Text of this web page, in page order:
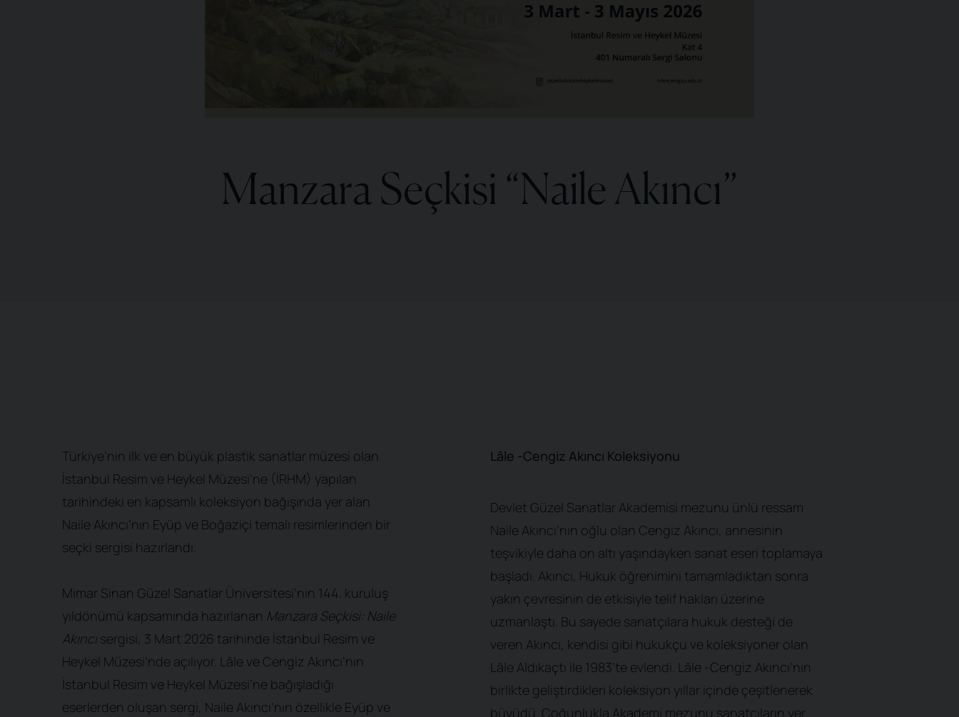
Manzara Seçkisi “Naile Akıncı”
Türkiye’nin ilk ve en büyük plastik sanatlar müzesi olan
İstanbul Resim ve Heykel Müzesi’ne (İRHM) yapılan
tarihindeki en kapsamlı koleksiyon bağışında yer alan
Naile Akıncı’nın Eyüp ve Boğaziçi temalı resimlerinden bir
seçki sergisi hazırlandı.
Mimar Sinan Güzel Sanatlar Üniversitesi’nin 144. kuruluş
yıldönümü kapsamında hazırlanan Manzara Seçkisi: Naile
Akıncı sergisi, 3 Mart 2026 tarihinde İstanbul Resim ve
Heykel Müzesi’nde açılıyor. Lâle ve Cengiz Akıncı’nın
İstanbul Resim ve Heykel Müzesi’ne bağışladığı
eserlerden oluşan sergi, Naile Akıncı’nın özellikle Eyüp ve
Lâle -Cengiz Akıncı Koleksiyonu
Devlet Güzel Sanatlar Akademisi mezunu ünlü ressam
Naile Akıncı’nın oğlu olan Cengiz Akıncı, annesinin
teşvikiyle daha on altı yaşındayken sanat eseri toplamaya
başladı. Akıncı, Hukuk öğrenimini tamamladıktan sonra
yakın çevresinin de etkisiyle telif hakları üzerine
uzmanlaştı. Bu sayede sanatçılara hukuk desteği de
veren Akıncı, kendisi gibi hukukçu ve koleksiyoner olan
Lâle Aldıkaçtı ile 1983’te evlendi. Lâle -Cengiz Akıncı’nın
birlikte geliştirdikleri koleksiyon yıllar içinde çeşitlenerek
büyüdü. Çoğunlukla Akademi mezunu sanatçıların yer